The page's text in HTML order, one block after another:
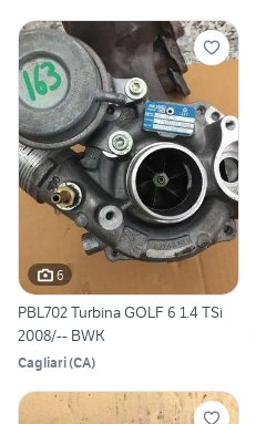
6
PBL702 Turbina GOLF 6 1.4 TSi
2008/-- BWK
Cagliari(CA)